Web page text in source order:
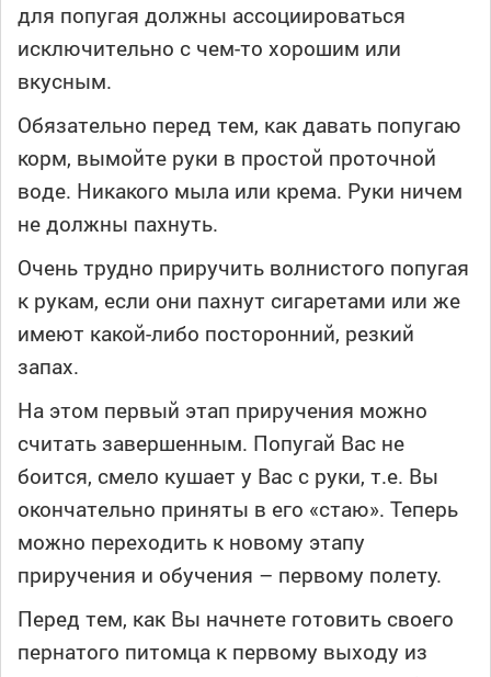
для попугая должны ассоциироваться
исключительно с чем-то хорошим или
вкусным.
Обязательно перед тем, как давать попугаю
корм, вымойте руки в простой проточной
воде. Никакого мыла или крема. Руки ничем
не должны пахнуть.
Очень трудно приручить волнистого попугая
к рукам, если они пахнут сигаретами или же
имеют какой-либо посторонний, резкий
запах.
На этом первый этап приручения можно
считать завершенным. Попугай Вас не
боится, смело кушает у Вас с руки, т.е. Вы
окончательно приняты в его «стаю». Теперь
можно переходить к новому этапу
приручения и обучения – первому полету.
Перед тем, как Вы начнете готовить своего
пернатого питомца к первому выходу из